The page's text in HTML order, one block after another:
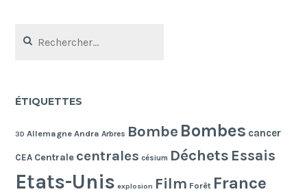
ÉTIQUETTES
3D Allemagne Andra Arbres Bombe Bombes cancer
CEA Centrale centrales césium Déchets Essais
Etats-Unis explosion Film Forêt France